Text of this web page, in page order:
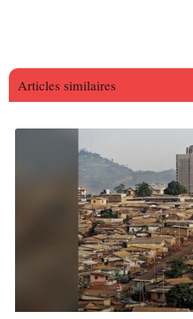
Articles similaires